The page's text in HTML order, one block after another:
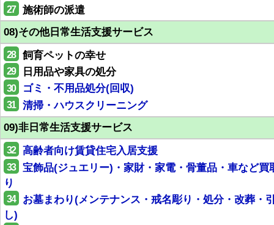
27
施術師の派遣
08)その他日常生活支援サービス
28 飼育ペットの幸せ
29 日用品や家具の処分
30 ゴミ・不用品処分(回収)
31
清掃・ハウスクリーニング
09)非日常生活支援サービス
32 高齢者向け賃貸住宅入居支援
33
宝飾品(ジュエリー)・家財・家電・骨董品・車など買
り
34
お墓まわり(メンテナンス・戒名彫り・処分・改葬・
し)